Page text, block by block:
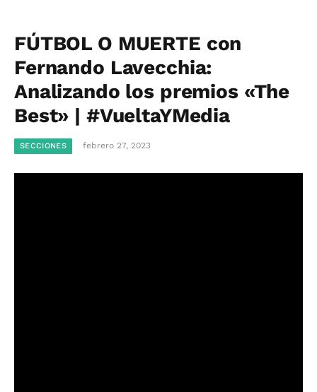
FÚTBOL O MUERTE con
Fernando Lavecchia:
Analizando los premios «The
Best» | #VueltaYMedia
SECCIONES febrero 27, 2023